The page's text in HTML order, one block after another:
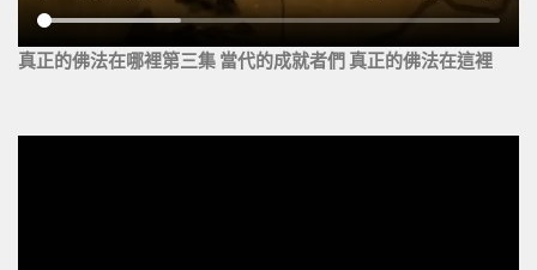
真正的佛法在哪裡第三集 當代的成就者們 真正的佛法在這裡